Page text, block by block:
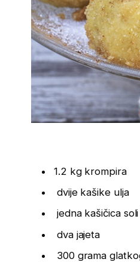
1.2 kg krompira
dvije kašike ulja
jedna kašičica
dva jajeta
300 grama